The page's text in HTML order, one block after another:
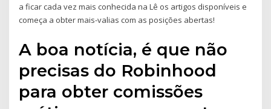
a ficar cada vez mais conhecida na Lê os artigos disponíveis e
começa a obter mais-valias com as posições abertas!
A boa notícia, é que não
precisas do Robinhood
para obter comissões